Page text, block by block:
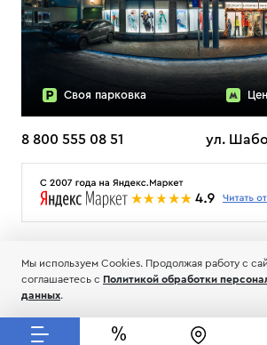
Своя парковка
8 800 555 08 51 ул.
© 2006-2026 Пределанет
Мы используем Cookies. Продолжая работу с
соглашаетесь с Политикой обработки
данных.